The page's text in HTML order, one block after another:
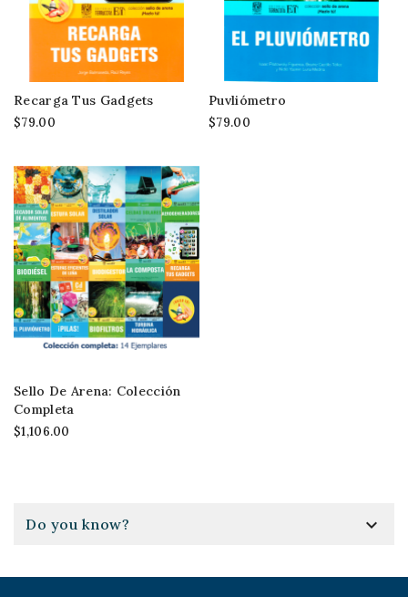
Recarga Tus Gadgets
$79.00
Puvliómetro
$79.00
Sello De Arena: Colección
Completa
$1,106.00
Do you know? 